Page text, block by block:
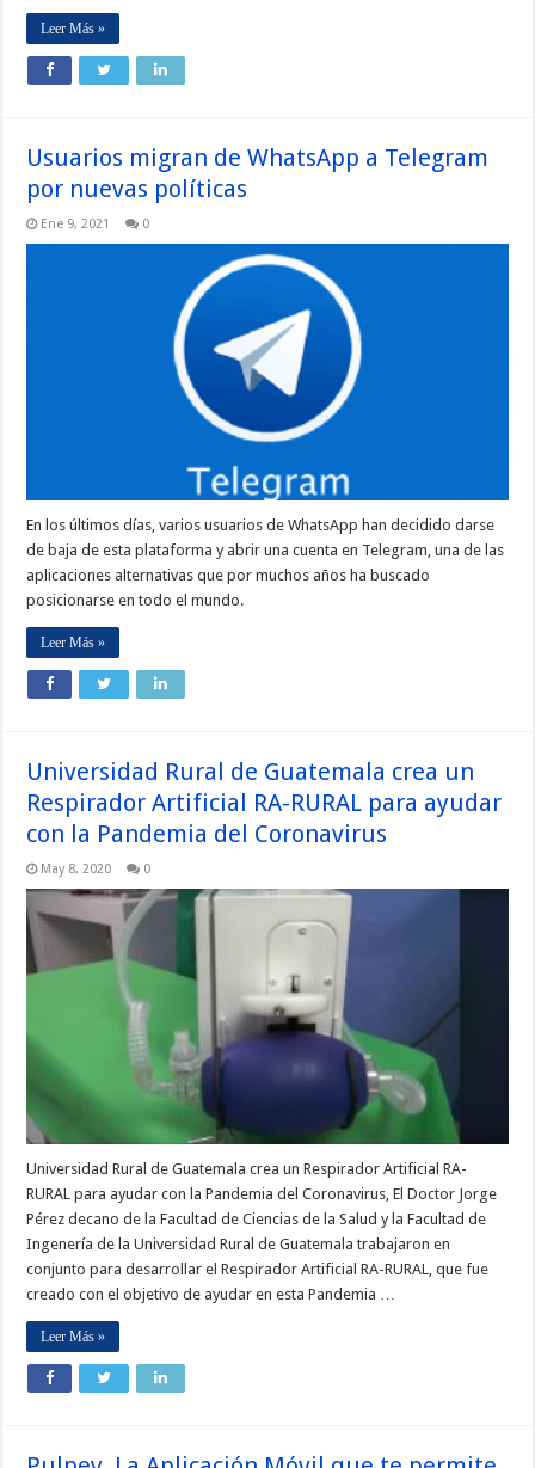
Leer Más »
Usuarios migran de WhatsApp a Telegram
por nuevas políticas
Ene 9, 2021 0
En los últimos días, varios usuarios de WhatsApp han decidido darse
de baja de esta plataforma y abrir una cuenta en Telegram, una de las
aplicaciones alternativas que por muchos años ha buscado
posicionarse en todo el mundo.
Leer Más »
Universidad Rural de Guatemala crea un
Respirador Artificial RA-RURAL para ayudar
con la Pandemia del Coronavirus
May 8, 2020 0
Universidad Rural de Guatemala crea un Respirador Artificial RA-
RURAL para ayudar con la Pandemia del Coronavirus, El Doctor Jorge
Pérez decano de la Facultad de Ciencias de la Salud y la Facultad de
Ingenería de la Universidad Rural de Guatemala trabajaron en
conjunto para desarrollar el Respirador Artificial RA-RURAL, que fue
creado con el objetivo de ayudar en esta Pandemia …
Leer Más »